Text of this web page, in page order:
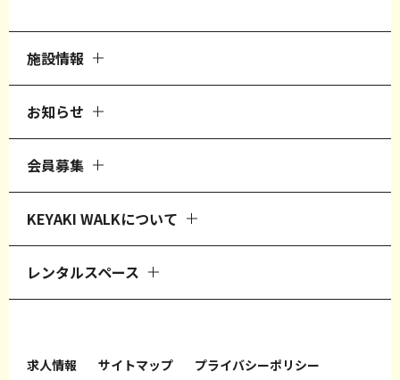
施設情報
お知らせ
会員募集
KEYAKI WALKについて
レンタルスペース
求人情報 サイトマップ
プライバシーポリシー